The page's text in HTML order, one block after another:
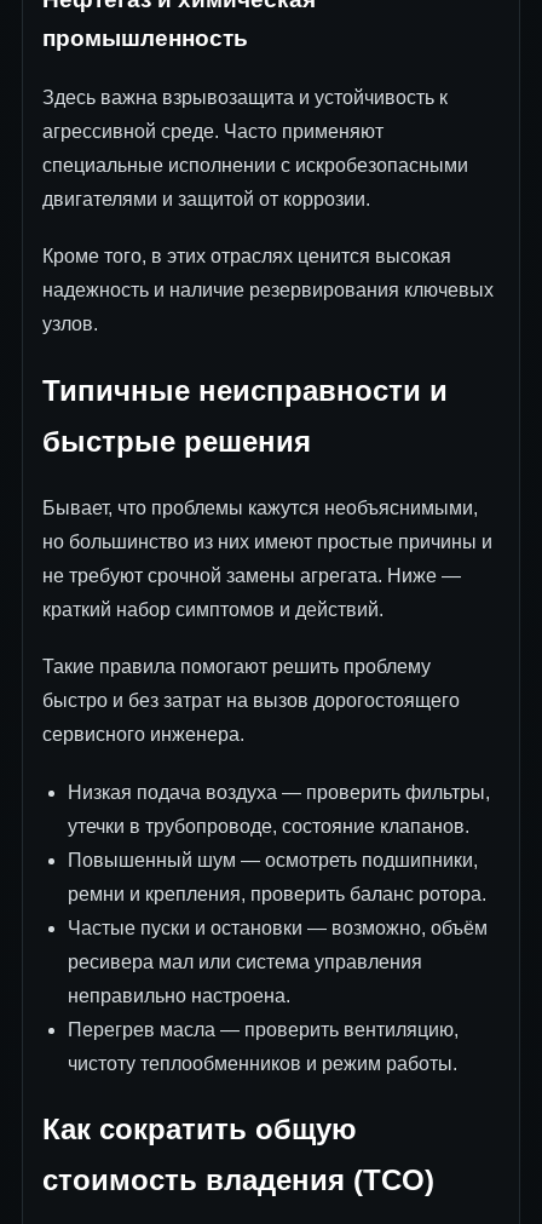
промышленность
Здесь важна взрывозащита и устойчивость к
агрессивной среде. Часто применяют
специальные исполнении с искробезопасными
двигателями и защитой от коррозии.
Кроме того, в этих отраслях ценится высокая
надежность и наличие резервирования ключевых
узлов.
Типичные неисправности и
быстрые решения
Бывает, что проблемы кажутся необъяснимыми,
но большинство из них имеют простые причины и
не требуют срочной замены агрегата. Ниже —
краткий набор симптомов и действий.
Такие правила помогают решить проблему
быстро и без затрат на вызов дорогостоящего
сервисного инженера.
Низкая подача воздуха — проверить фильтры,
утечки в трубопроводе, состояние клапанов.
Повышенный шум — осмотреть подшипники,
ремни и крепления, проверить баланс ротора.
Частые пуски и остановки — возможно, объём
ресивера мал или система управления
неправильно настроена.
Перегрев масла — проверить вентиляцию,
чистоту теплообменников и режим работы.
Как сократить общую
стоимость владения (TCO)